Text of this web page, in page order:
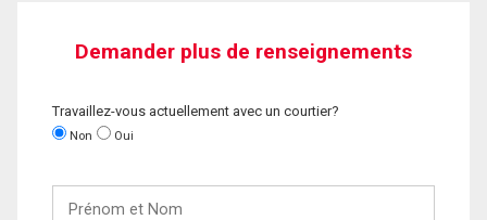
Demander plus de renseignements
Travaillez-vous actuellement avec un courtier?
Non Oui